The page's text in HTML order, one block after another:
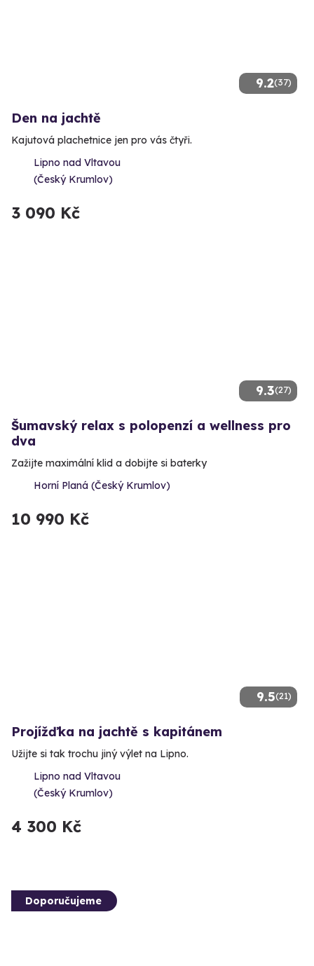
9.2(37)
Den na jachtě
Kajutová plachetnice jen pro vás čtyři.
Lipno nad Vltavou
(Český Krumlov)
3 090 Kč
9.3(27)
Šumavský relax s polopenzí a wellness pro
dva
Zažijte maximální klid a dobijte si baterky
Horní Planá (Český Krumlov)
10 990 Kč
9.5(21)
Projížďka na jachtě s kapitánem
Užijte si tak trochu jiný výlet na Lipno.
Lipno nad Vltavou
(Český Krumlov)
4 300 Kč
Doporučujeme